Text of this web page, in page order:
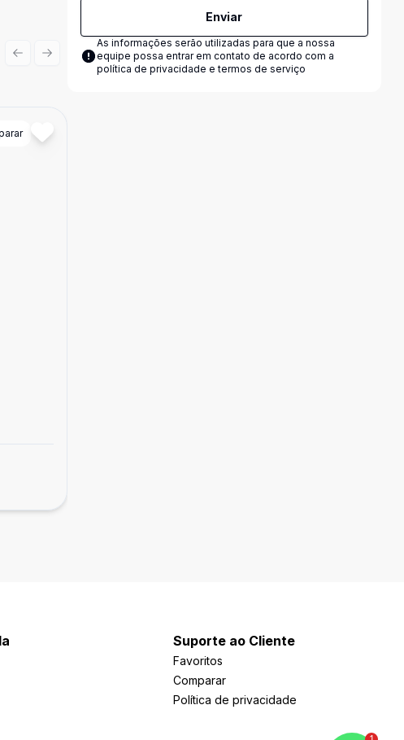
Previous slide
Next slide
Enviar
As informações serão utilizadas para que a nossa
equipe possa entrar em contato de acordo com a
política de privacidade e termos de serviço
Suporte ao Cliente
Favoritos
Comparar
Política de privacidade